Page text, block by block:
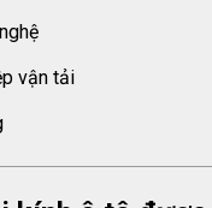
vận tải